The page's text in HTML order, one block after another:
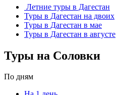
Летние туры в Дагестан
Туры в Дагестан на двоих
Туры в Дагестан в мае
Туры в Дагестан в августе
Туры на Соловки
По дням